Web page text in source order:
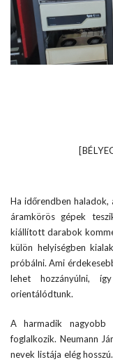
Ha időrendben
áramkörös gépek
kiállított darabok
külön helyiségben
próbálni. Ami
lehet hozzányúlni,
orientálódtunk.
A harmadik nagyobb
foglalkozik. Neumann
nevek listája elég